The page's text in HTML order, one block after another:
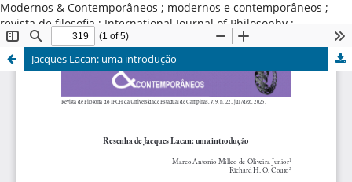
Modernos & Contemporâneos ; modernos e contemporâneos ;
revista de filosofia ; International Journal of Philosophy ;
Universidade Estadual de Campinas ; Brasil
Jacques Lacan: uma introdução